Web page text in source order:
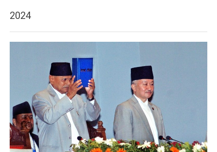
2024